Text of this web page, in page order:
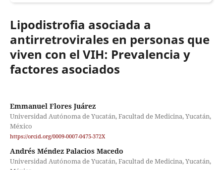
Lipodistrofia asociada a
antirretrovirales en personas que
viven con el VIH: Prevalencia y
factores asociados
Emmanuel Flores Juárez
Universidad Autónoma de Yucatán, Facultad de Medicina, Yucatán,
México
https://orcid.org/0009-0007-0475-372X
Andrés Méndez Palacios Macedo
Universidad Autónoma de Yucatán, Facultad de Medicina, Yucatán,